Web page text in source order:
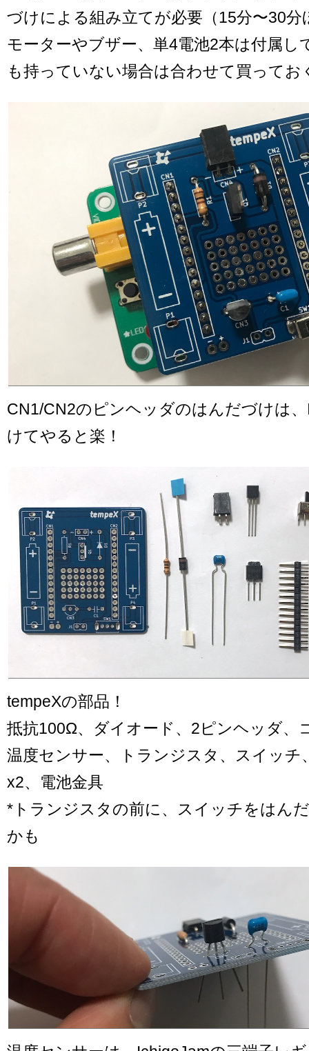
づけによる組み立てが必要（15分〜30分
モーターやブザー、単4電池2本は付属し
も持っていない場合は合わせて買ってお
CN1/CN2のピンヘッダのはんだづけは
けてやると楽！
tempeXの部品！
抵抗100Ω、ダイオード、2ピンヘッダ、
温度センサー、トランジスタ、スイッチ
x2、電池金具
*トランジスタの前に、スイッチをはん
かも